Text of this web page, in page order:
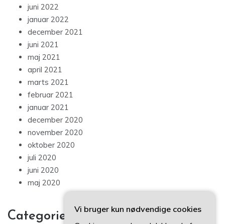
juni 2022
januar 2022
december 2021
juni 2021
maj 2021
april 2021
marts 2021
februar 2021
januar 2021
december 2020
november 2020
oktober 2020
juli 2020
juni 2020
maj 2020
Categories
Vi bruger kun nødvendige cookies